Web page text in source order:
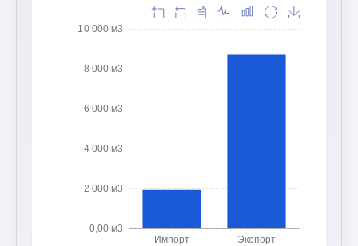
0,00 м3
2 000 м3
4 000 м3
6 000 м3
8 000 м3
10 000 м3
Импорт Экспорт